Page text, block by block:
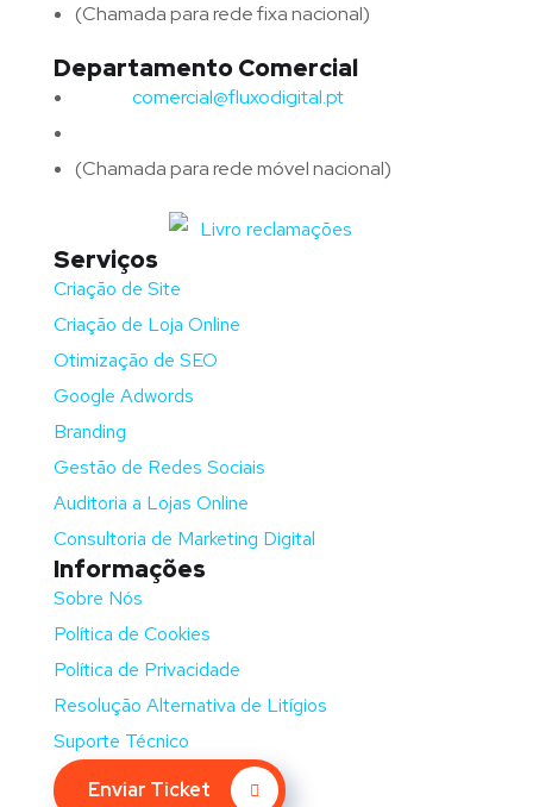
(Chamada para rede fixa nacional)
Departamento Comercial
comercial@fluxodigital.pt
(Chamada para rede móvel nacional)
Serviços
Criação de Site
Criação de Loja Online
Otimização de SEO
Google Adwords
Branding
Gestão de Redes Sociais
Auditoria a Lojas Online
Consultoria de Marketing Digital
Informações
Sobre Nós
Política de Cookies
Política de Privacidade
Resolução Alternativa de Litígios
Suporte Técnico
Enviar Ticket